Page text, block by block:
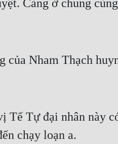
Càng ở chung
của Nham Thạch
Tế Tự đại nhân này
chạy loạn a.